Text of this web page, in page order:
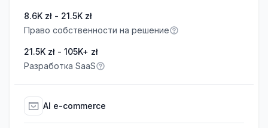
8.6K zł - 21.5K zł
Право собственности на решение
21.5K zł - 105K+ zł
Разработка SaaS
AI e-commerce